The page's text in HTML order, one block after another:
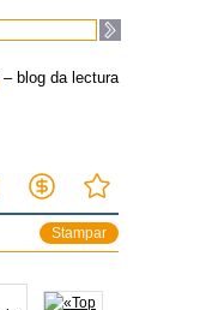
– blog da lectura
Stampar